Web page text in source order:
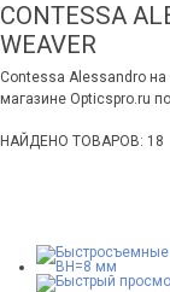
CONTESSA
WEAVER
Contessa Alessandro на
магазине Opticspro.ru
НАЙДЕНО ТОВАРОВ: 18